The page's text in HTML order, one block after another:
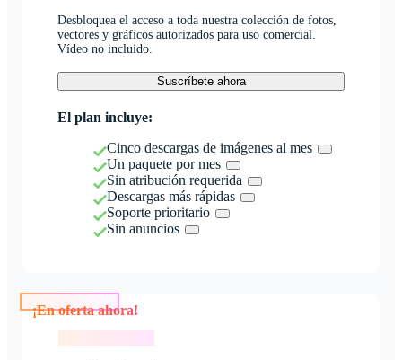
Desbloquea el acceso a toda nuestra colección de fotos,
vectores y gráficos autorizados para uso comercial.
Vídeo no incluido.
Suscríbete ahora
El plan incluye:
Cinco descargas de imágenes al mes
Un paquete por mes
Sin atribución requerida
Descargas más rápidas
Soporte prioritario
Sin anuncios